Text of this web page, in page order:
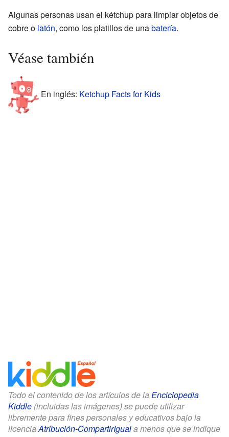
Algunas personas usan el kétchup para limpiar objetos de
cobre o latón, como los platillos de unabatería.
Véase también
En inglés: Ketchup Facts for Kids
Todo el contenido de los artículos de la Enciclopedia
Kiddle (incluidas las imágenes) se puede utilizar
libremente para fines personales y educativos bajo la
licenciaAtribución-CompartirIguala menos que se indique